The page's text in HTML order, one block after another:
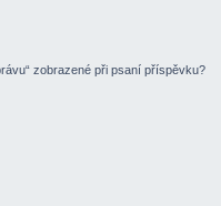
zobrazené při psaní příspěvku?